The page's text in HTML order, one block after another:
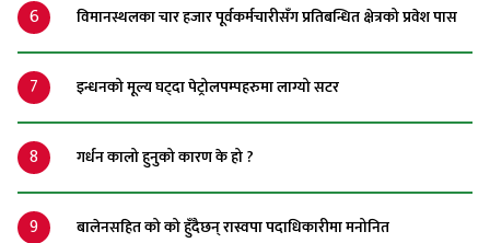
6 विमानस्थलका चार हजार पूर्वकर्मचारीसँग प्रतिबन्धित क्षेत्रको प्रवेश पास
7 इन्धनको मूल्य घट्दा पेट्रोलपम्पहरुमा लाग्यो सटर
8 गर्धन कालो हुनुको कारण के हो ?
9 बालेनसहित को को हुँदैछन् रास्वपा पदाधिकारीमा मनोनित